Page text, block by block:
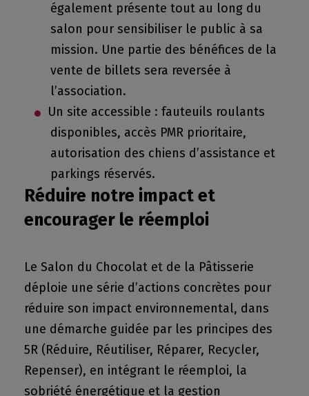
également présente tout au long du
salon pour sensibiliser le public à sa
mission. Une partie des bénéfices de la
vente de billets sera reversée à
l’association.
Un site accessible : fauteuils roulants
disponibles, accès PMR prioritaire,
autorisation des chiens d’assistance et
parkings réservés.
Réduire notre impact et
encourager le réemploi
Le Salon du Chocolat et de la Pâtisserie
déploie une série d’actions concrètes pour
réduire son impact environnemental, dans
une démarche guidée par les principes des
5R (Réduire, Réutiliser, Réparer, Recycler,
Repenser), en intégrant le réemploi, la
sobriété énergétique et la gestion